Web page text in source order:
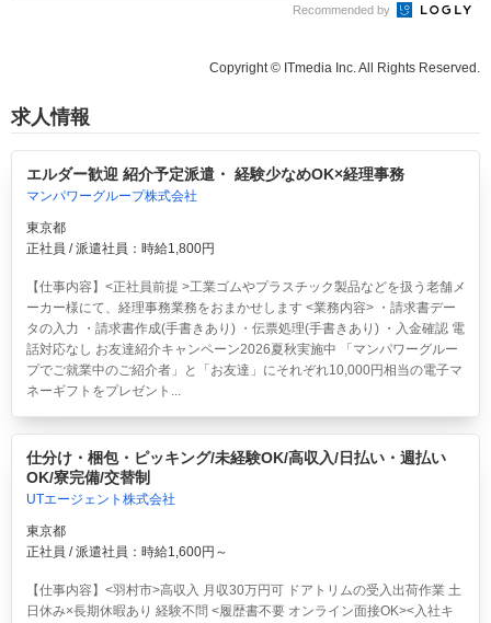
Recommended by
Copyright © ITmedia Inc. All Rights Reserved.
求人情報
エルダー歓迎 紹介予定派遣・ 経験少なめOK×経理事務
マンパワーグループ株式会社
東京都
正社員 / 派遣社員：時給1,800円
【仕事内容】<正社員前提 >工業ゴムやプラスチック製品などを扱う老舗メ
ーカー様にて、経理事務業務をおまかせします <業務内容> ・請求書デー
タの入力 ・請求書作成(手書きあり) ・伝票処理(手書きあり) ・入金確認 電
話対応なし お友達紹介キャンペーン2026夏秋実施中 「マンパワーグルー
プでご就業中のご紹介者」と「お友達」にそれぞれ10,000円相当の電子マ
ネーギフトをプレゼント...
仕分け・梱包・ピッキング/未経験OK/高収入/日払い・週払い
OK/寮完備/交替制
UTエージェント株式会社
東京都
正社員 / 派遣社員：時給1,600円～
【仕事内容】<羽村市>高収入 月収30万円可 ドアトリムの受入出荷作業 土
日休み×長期休暇あり 経験不問 <履歴書不要 オンライン面接OK><入社キ